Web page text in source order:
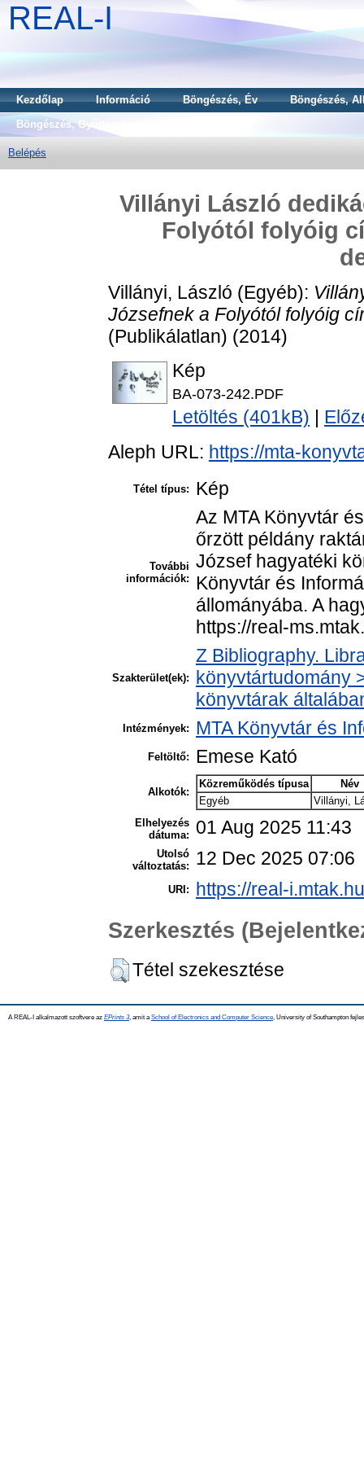
REAL-I
Kezdőlap Információ Böngészés, Év
Böngészés,
Böngészés, Gyűjtemény
Belépés
Villányi László
Folyótól folyóig
Villányi, László (Egyéb):
Józsefnek a Folyótól folyóig
(Publikálatlan) (2014)
Kép
BA-073-242.PDF
Letöltés (401kB)
Aleph URL: https://mta-
Tétel típus: Kép
További
információk:
Az MTA Könyvtár
őrzött példány
József hagyatéki
Könyvtár és
állományába. A
https://real-
Szakterület(ek):
Z Bibliography.
könyvtártudomány
könyvtárak
Intézmények: MTA Könyvtár és
Feltöltő: Emese Kató
Alkotók:
Közreműködés típusa
Név
Egyéb
Villányi,
Elhelyezés
dátuma:
01 Aug 2025 11:43
Utolsó
változtatás:
12 Dec 2025 07:06
URI: https://real-
Szerkesztés
Tétel szekesztése
A REAL-I alkalmazott szoftvere az EPrints 3, amit a School of Electronics and Computer Science , University of Southampton